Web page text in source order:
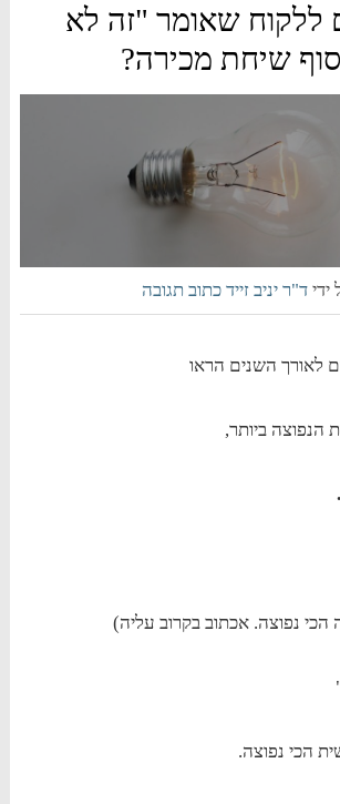
ללקוח שאומר "זה לא
שיחת מכירה?
ידיד"ר יניב זייד כתוב תגובה
לאורך השנים הראו
הנפוצה ביותר,
הכי נפוצה. אכתוב בקרוב עליה)
הכי נפוצה.